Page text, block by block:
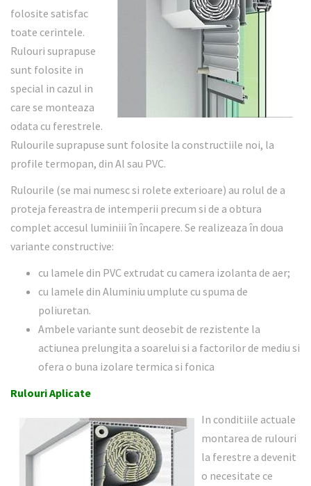
folosite satisfac
toate cerintele.
Rulouri suprapuse
sunt folosite in
special in cazul in
care se monteaza
odata cu ferestrele.
Rulourile suprapuse sunt folosite la constructiile noi, la
profile termopan, din Al sau PVC.
Rulourile (se mai numesc si rolete exterioare) au rolul de a
proteja fereastra de intemperii precum si de a obtura
complet accesul luminiii în încapere. Se realizeaza în doua
variante constructive:
cu lamele din PVC extrudat cu camera izolanta de aer;
cu lamele din Aluminiu umplute cu spuma de
poliuretan.
Ambele variante sunt deosebit de rezistente la
actiunea prelungita a soarelui si a factorilor de mediu si
ofera o buna izolare termica si fonica
Rulouri Aplicate
In conditiile actuale
montarea de rulouri
la ferestre a devenit
o necesitate ce